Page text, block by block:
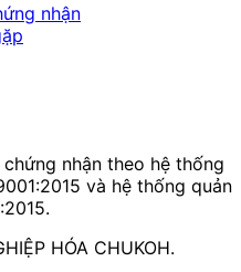
nhận
nhận theo hệ thống
và hệ thống quản
HÓA CHUKOH.